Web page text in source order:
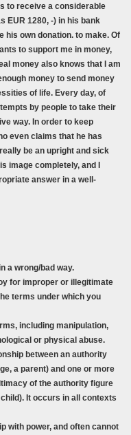
to receive a considerable
EUR 1280, -) in his bank
his own donation. to make. Of
to support me in money,
money also knows that I am
money to send money
of life. Every day, of
by people to take their
way. In order to keep
even claims that he has
be an upright and sick
image completely, and I
answer in a well-
a wrong/bad way.
for improper or illegitimate
terms under which you
including manipulation,
or physical abuse.
between an authority
a parent) and one or more
of the authority figure
It occurs in all contexts
with power, and often cannot